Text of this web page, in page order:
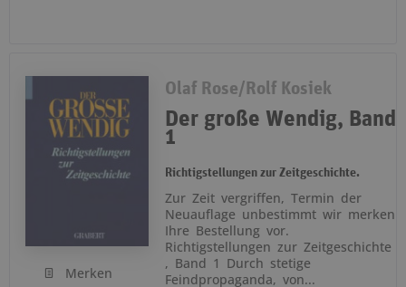
Merken
Olaf Rose/Rolf Kosiek
Der große Wendig, Band
1
Richtigstellungen zur Zeitgeschichte.
Zur Zeit vergriffen, Termin der
Neuauflage unbestimmt wir merken
Ihre Bestellung vor.
Richtigstellungen zur Zeitgeschichte
, Band 1 Durch stetige
Feindpropaganda, von...